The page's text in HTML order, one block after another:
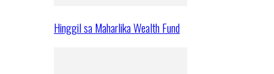
Hinggil sa Maharlika Wealth Fund